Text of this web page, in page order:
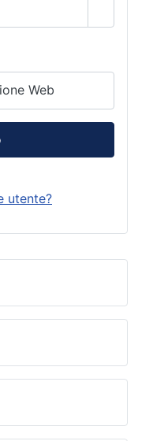
Web
utente?